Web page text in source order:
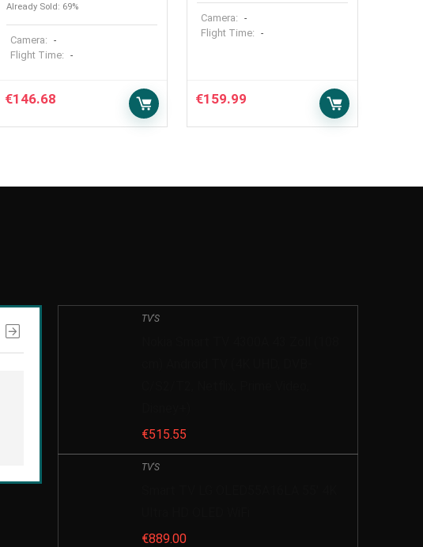
Already Sold: 69%
Camera: -
Flight Time: -
€146.68
Camera: -
Flight Time: -
€159.99
TV'S
€515.55
TV'S
€889.00